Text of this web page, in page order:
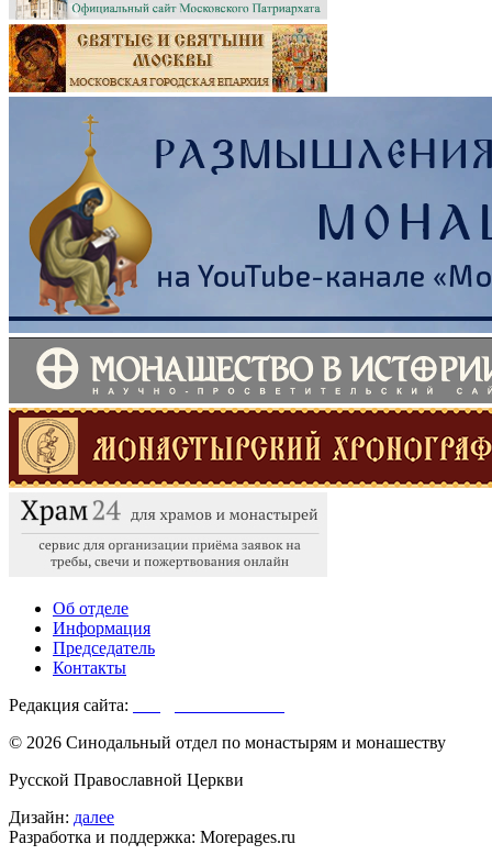
Об отделе
Информация
Председатель
Контакты
Редакция сайта:
© 2026 Синодальный отдел по монастырям и монашеству
Русской Православной Церкви
Дизайн: далее
Разработка и поддержка: Morepages.ru